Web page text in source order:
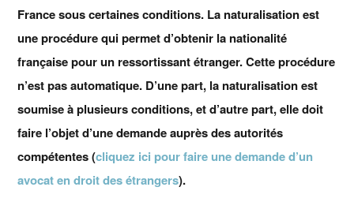
France sous certaines conditions. La naturalisation est
une procédure qui permet d’obtenir la nationalité
française pour un ressortissant étranger. Cette procédure
n’est pas automatique. D’une part, la naturalisation est
soumise à plusieurs conditions, et d’autre part, elle doit
faire l’objet d’une demande auprès des autorités
compétentes (cliquez ici pour faire une demande d’un
avocat en droit des étrangers).